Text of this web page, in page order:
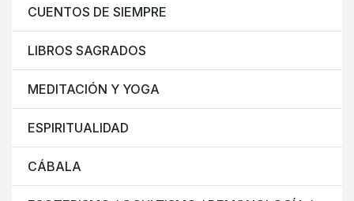
CUENTOS DE SIEMPRE
LIBROS SAGRADOS
MEDITACIÓN Y YOGA
ESPIRITUALIDAD
CÁBALA